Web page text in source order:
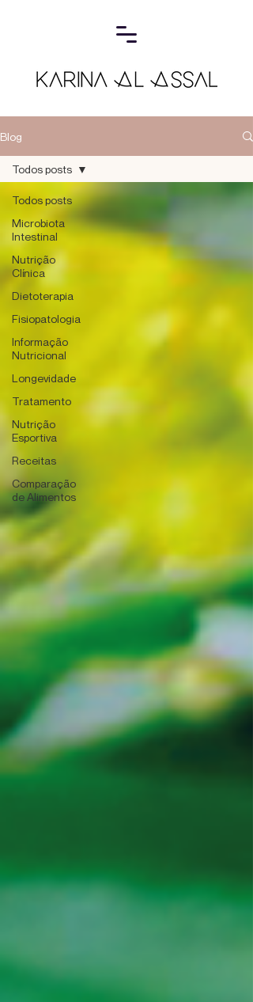
Blog
Todos posts
Microbiota
Intestinal
Nutrição
Clínica
Dietoterapia
Fisiopatologia
Informação
Nutricional
Longevidade
Tratamento
Nutrição
Esportiva
Receitas
Comparação
de Alimentos
Todos posts